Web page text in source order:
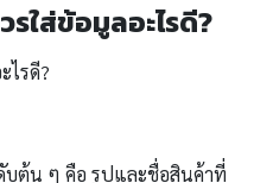
ใส่ข้อมูลอะไรดี?
ต้น ๆ คือ รูปและชื่อสินค้าที่